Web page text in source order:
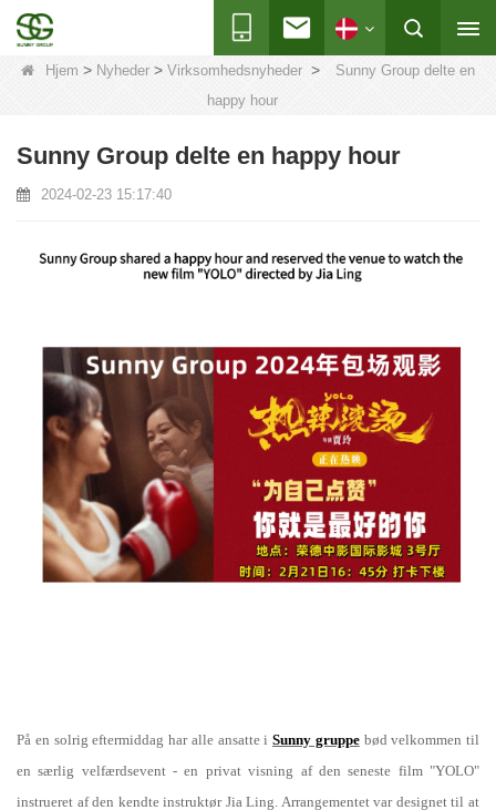
Hjem > Nyheder > Virksomhedsnyheder >
Sunny Group delte en
happy hour
Sunny Group delte en happy hour
2024-02-23 15:17:40
På en solrig eftermiddag har alle ansatte i Sunny gruppebød velkommen til
en særlig velfærdsevent - en privat visning af den seneste film "YOLO"
instrueret af den kendte instruktør Jia Ling. Arrangementet var designet til at